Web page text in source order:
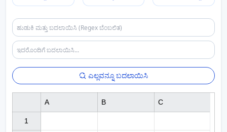
ಎಲ್ಲವನ್ನೂ ಬದಲಾಯಿಸಿ
1
A B C